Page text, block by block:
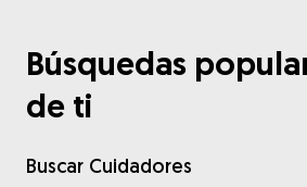
Búsquedas
de ti
Buscar Cuidadores